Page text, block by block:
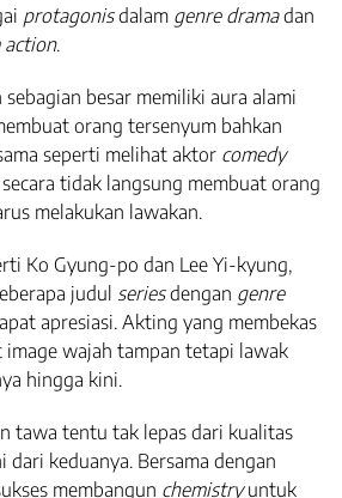
protagonisdalam genre dramadan
action.
sebagian besar memiliki aura alami
orang tersenyum bahkan
seperti melihat aktor comedy
tidak langsung membuat orang
melakukan lawakan.
Ko Gyung-po dan Lee Yi-kyung,
judul seriesdengan genre
apresiasi. Akting yang membekas
wajah tampan tetapi lawak
hingga kini.
tawa tentu tak lepas dari kualitas
keduanya. Bersama dengan
membangun chemistryuntuk